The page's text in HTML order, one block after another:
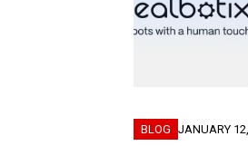
BLOG JANUARY